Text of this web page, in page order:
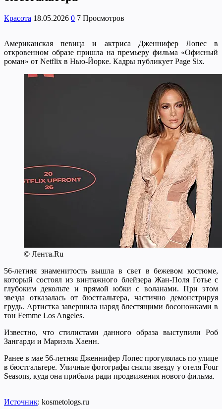
Красота 18.05.2026 0 7 Просмотров
Американская певица и актриса Дженнифер Лопес в
откровенном образе пришла на премьеру фильма «Офисный
роман» от Netflix в Нью-Йорке. Кадры публикует Page Six.
© Лента.Ru
56-летняя знаменитость вышла в свет в бежевом костюме,
который состоял из винтажного блейзера Жан-Поля Готье с
глубоким декольте и прямой юбки с воланами. При этом
звезда отказалась от бюстгальтера, частично демонстрируя
грудь. Артистка завершила наряд блестящими босоножками в
тон Femme Los Angeles.
Известно, что стилистами данного образа выступили Роб
Зангарди и Мариэль Хаенн.
Ранее в мае 56-летняя Дженнифер Лопес прогулялась по улице
в бюстгальтере. Уличные фотографы сняли звезду у отеля Four
Seasons, куда она прибыла ради продвижения нового фильма.
Источник: kosmetologs.ru